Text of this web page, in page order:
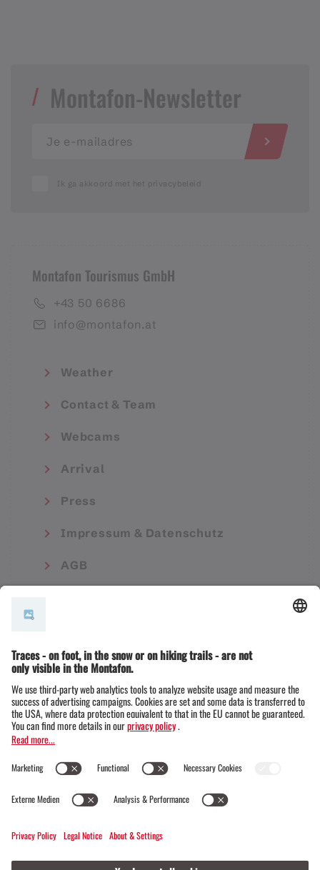
Montafon-Newsletter
Ik ga akkoord met het privacybeleid
Montafon Tourismus GmbH
+43 50 6686
info@montafon.at
Weather
Contact & Team
Webcams
Arrival
Press
Impressum & Datenschutz
AGB